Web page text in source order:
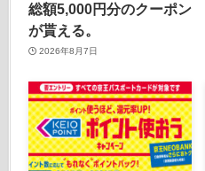
総額5,000円分のクーポン
が貰える。
2026年8月7日